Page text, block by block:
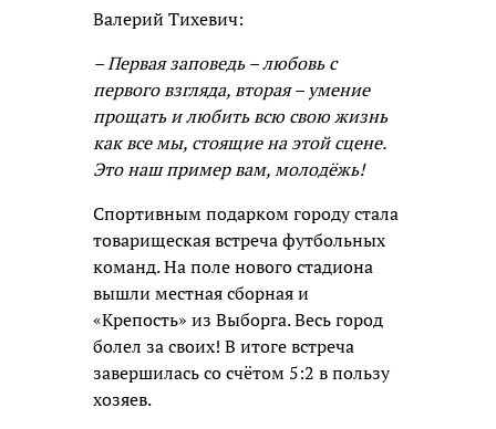
Валерий Тихевич:
– Первая заповедь – любовь с
первого взгляда, вторая – умение
прощать и любить всю свою жизнь
как все мы, стоящие на этой сцене.
Это наш пример вам, молодёжь!
Спортивным подарком городу стала
товарищеская встреча футбольных
команд. На поле нового стадиона
вышли местная сборная и
«Крепость» из Выборга. Весь город
болел за своих! В итоге встреча
завершилась со счётом 5:2 в пользу
хозяев.